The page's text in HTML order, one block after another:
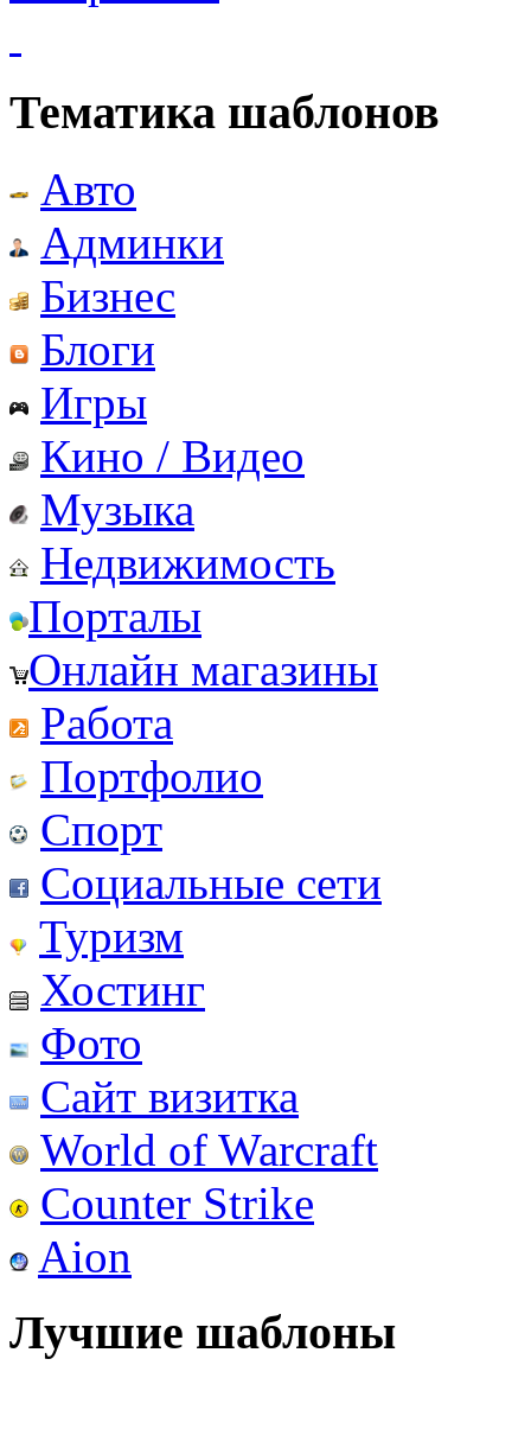
Тематика шаблонов
Авто
Админки
Бизнес
Блоги
Игры
Кино / Видео
Музыка
Недвижимость
Порталы
Онлайн магазины
Работа
Портфолио
Спорт
Социальные сети
Туризм
Хостинг
Фото
Сайт визитка
World of Warcraft
Counter Strike
Aion
Лучшие шаблоны